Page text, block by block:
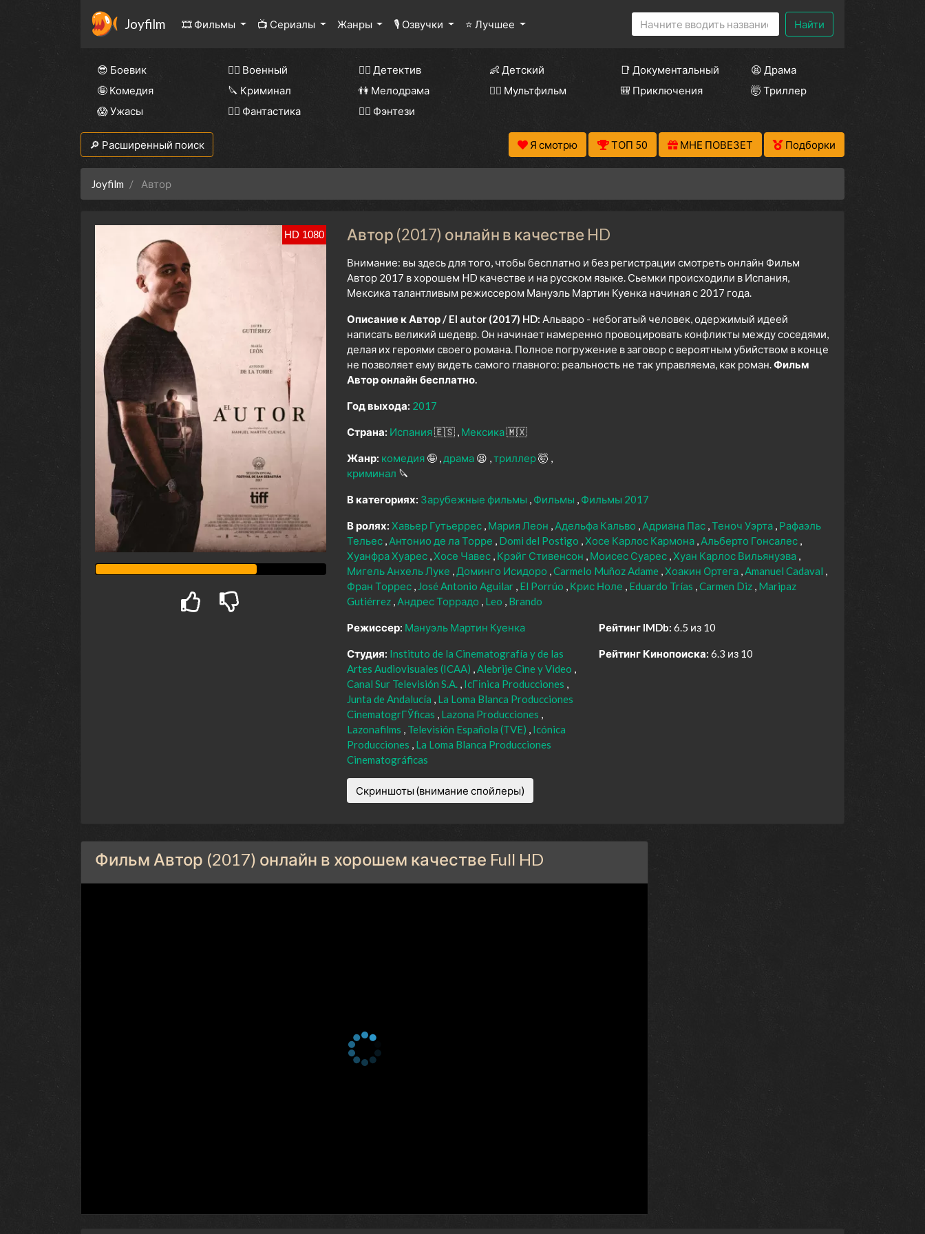
Joyfilm 🎞 Фильмы 📺 Сериалы Жанры 🎙 Озвучки ⭐ Лучшее Найти
😎 Боевик 👨‍✈️ Военный 🕵️‍♂️ Детектив 👶 Детский 📑 Документальный
😫 Драма
🤪 Комедия
🔪 Криминал 👫 Мелодрама 🧚‍♀️ Мультфильм 🎒 Приключения
🤯 Триллер
😱 Ужасы
🧙‍♀️ Фантастика 🧝‍♂️ Фэнтези
🔎 Расширенный поиск Я смотрю ТОП 50 МНЕ ПОВЕЗЕТ Подборки
Joyfilm Автор
HD 1080 Автор (2017) онлайн в качестве HD
Внимание: вы здесь для того, чтобы бесплатно и без регистрации смотреть онлайн Фильм
Автор 2017 в хорошем HD качестве и на русском языке. Сьемки происходили в Испания,
Мексика талантливым режиссером Мануэль Мартин Куенка начиная с 2017 года.
Описание к Автор / El autor (2017) HD: Альваро - небогатый человек, одержимый идеей
написать великий шедевр. Он начинает намеренно провоцировать конфликты между соседями,
делая их героями своего романа. Полное погружение в заговор с вероятным убийством в конце
не позволяет ему видеть самого главного: реальность не так управляема, как роман.Фильм
Автор онлайн бесплатно.
Год выхода: 2017
Страна: Испания🇪🇸 Мексика🇲🇽
Жанр: комедия 🤪 драма 😫 триллер🤯
криминал 🔪
В категориях: Зарубежные фильмы Фильмы Фильмы 2017
В ролях: Хавьер Гутьеррес Мария Леон Адельфа Кальво Адриана Пас Теноч Уэрта Рафаэль
Тельес Антонио де ла Торре Domi del Postigo Хосе Карлос Кармона Альберто Гонсалес
Хуанфра Хуарес Хосе Чавес Крэйг Стивенсон Моисес Суарес Хуан Карлос Вильянуэва
Мигель Анхель Луке
Доминго Исидоро Carmelo Muñoz Adame Хоакин Ортега Amanuel Cadaval
Фран Торрес
José Antonio Aguilar El Porrúo Крис Ноле Eduardo Trías Carmen Diz Maripaz
Gutiérrez Андрес Торрадо Leo Brando
Режиссер: Мануэль Мартин Куенка
Студия: Instituto de la Cinematografía y de las
Artes Audiovisuales (ICAA) Alebrije Cine y Video
Canal Sur Televisión S.A. IcГіnica Producciones
Junta de Andalucía
La Loma Blanca Producciones
CinematogrГЎficas
Lazona Producciones
Lazonafilms
Televisión Española (TVE)
Icónica
Producciones
La Loma Blanca Producciones
Cinematográficas
Рейтинг IMDb: 6.5 из 10
Рейтинг Кинопоиска: 6.3 из 10
Скриншоты (внимание спойлеры)
Фильм Автор (2017) онлайн в хорошем качестве Full HD